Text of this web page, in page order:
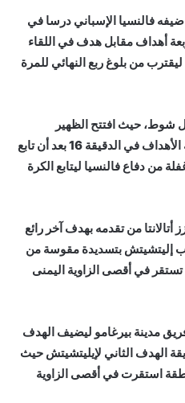
ضيفه فالنسيا الإسباني درسا في
أهداف مقابل هدف في اللقاء
من بلوغ ربع النهائي للمرة
شوط، حيث افتتح الظهير
الهولندي الشاب هانز هاتيبور حفلة الأهداف في الدقيقة 16 بعد أن تابع
دفاع فالنسيا ليتابع الكرة
أتالانتا من تقدمه بهدف آخر رائع
إليتشيتش بتسديدة مقوسة من
في أقصى الزاوية اليمنى
مدينة بيرغامو ليضيف الهدف
57 وبنفس طريقة الهدف الثاني لإيليتشيتش حيث
استقرت في أقصى الزاوية